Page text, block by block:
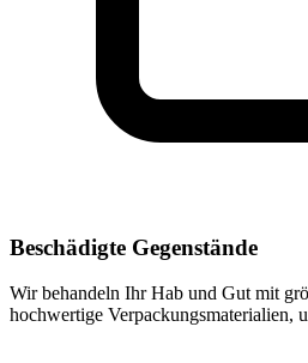
Beschädigte Gegenstände
Wir behandeln Ihr Hab und Gut mit
hochwertige Verpackungsmaterialien,